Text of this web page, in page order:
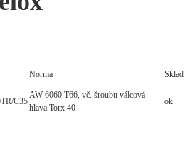
Norma Sklad
C35
AW 6060 T66, vč. šroubu válcová
hlava Torx 40
ok